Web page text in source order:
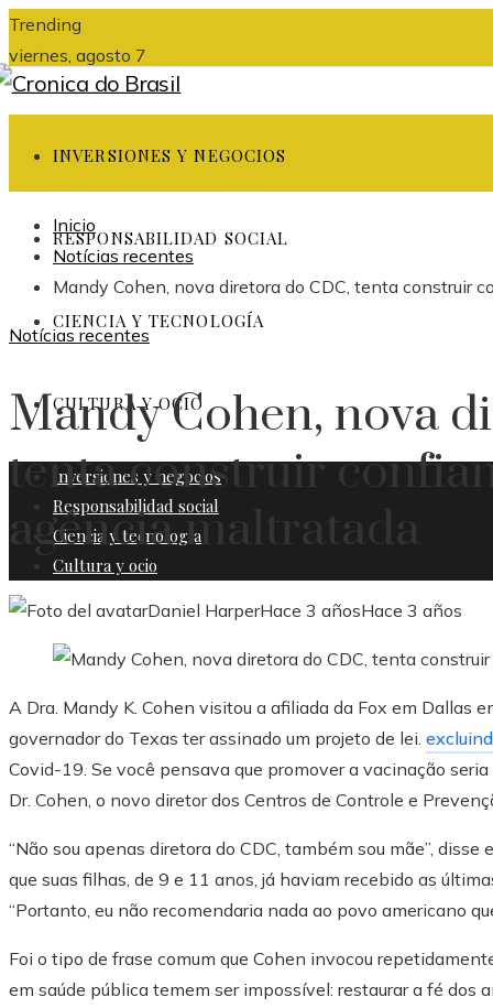
Trending
viernes, agosto 7
INVERSIONES Y NEGOCIOS
RESPONSABILIDAD SOCIAL
CIENCIA Y TECNOLOGÍA
CULTURA Y OCIO
Inversiones y negocios
Responsabilidad social
Ciencia y tecnología
Cultura y ocio
Inicio
Notícias recentes
Mandy Cohen, nova diretora do CDC, tenta construir
Notícias recentes
Mandy Cohen, nova
tenta construir
agência maltratada
Daniel HarperHace 3 añosHace 3 años
A Dra. Mandy K. Cohen visitou a afiliada da Fox em Dallas
governador do Texas ter assinado um projeto de lei.
Covid-19. Se você pensava que promover a vacinação
Dr. Cohen, o novo diretor dos Centros de Controle e
“Não sou apenas diretora do CDC, também sou mãe”,
que suas filhas, de 9 e 11 anos, já haviam recebido as
“Portanto, eu não recomendaria nada ao povo americano
Foi o tipo de frase comum que Cohen invocou
em saúde pública temem ser impossível: restaurar a fé dos